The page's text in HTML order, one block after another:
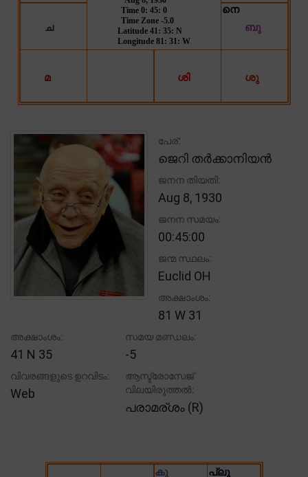
പേര്:
ജെറി തർക്കാനിയൻ
ജനന തിയതി:
Aug 8, 1930
ജനന സമയം:
00:45:00
ജന്മ സ്ഥലം:
Euclid OH
അക്ഷാംശം:
81 W 31
അക്ഷാംശം:
41 N 35
സമയ മണ്ഡലം:
-5
വിവരങ്ങളുടെ ഉറവിടം:
Web
ആസ്ട്രോസേജ്
വിലയിരുത്തൽ:
പരാമര്ശം (R)